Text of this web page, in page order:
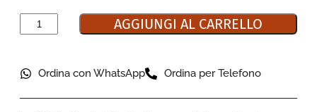
AGGIUNGI AL CARRELLO
Ordina con WhatsApp Ordina per Telefono